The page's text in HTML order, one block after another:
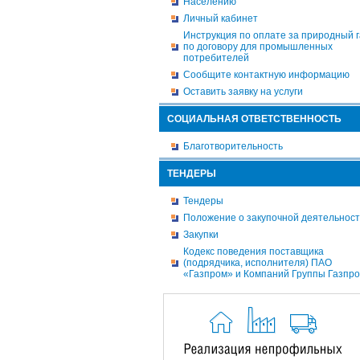
Личный кабинет
Инструкция по оплате за природный
по договору для промышленных
потребителей
Сообщите контактную информацию
Оставить заявку на услуги
СОЦИАЛЬНАЯ ОТВЕТСТВЕННОСТЬ
Благотворительность
ТЕНДЕРЫ
Тендеры
Положение о закупочной
Закупки
Кодекс поведения поставщика
(подрядчика, исполнителя) ПАО
«Газпром» и Компаний Группы